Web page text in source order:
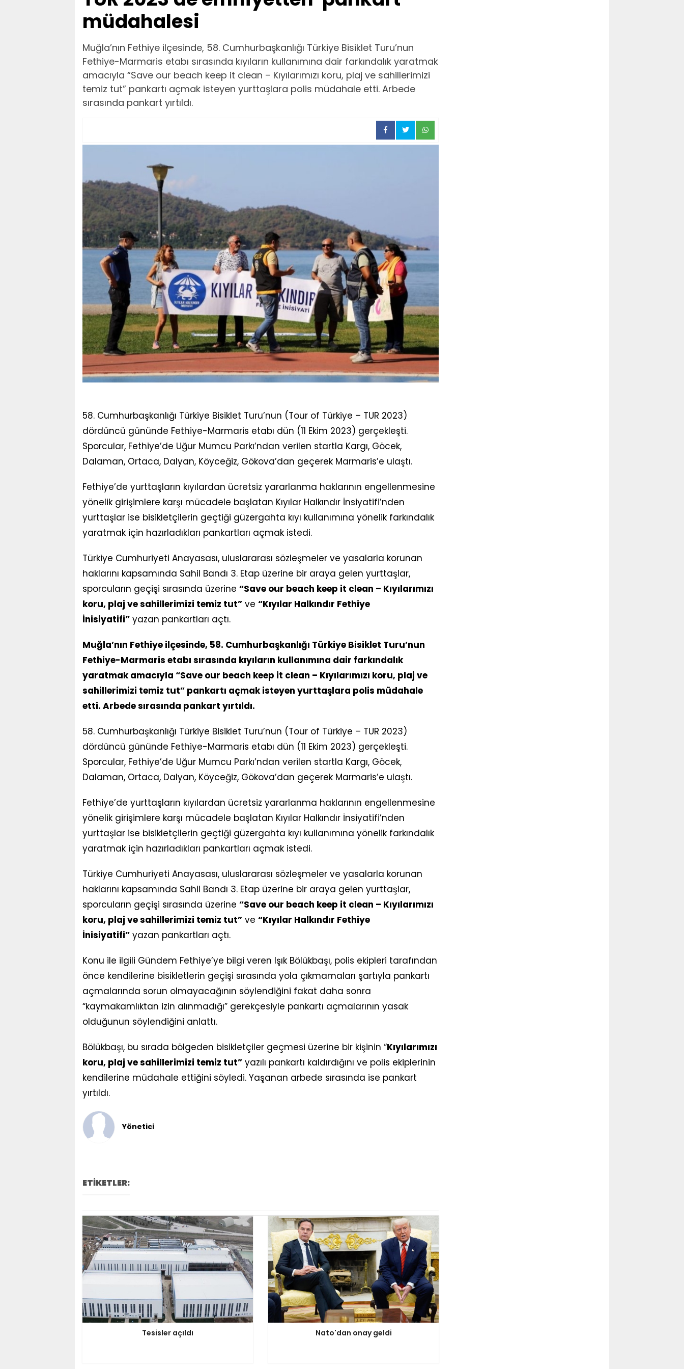
müdahalesi
Muğla’nın Fethiye ilçesinde, 58. Cumhurbaşkanlığı Türkiye Bisiklet Turu’nun
Fethiye-Marmaris etabı sırasında kıyıların kullanımına dair farkındalık yaratmak
amacıyla “Save our beach keep it clean – Kıyılarımızı koru, plaj ve sahillerimizi
temiz tut” pankartı açmak isteyen yurttaşlara polis müdahale etti. Arbede
sırasında pankart yırtıldı.
58. Cumhurbaşkanlığı Türkiye Bisiklet Turu’nun (Tour of Türkiye – TUR 2023)
dördüncü gününde Fethiye-Marmaris etabı dün (11 Ekim 2023) gerçekleşti.
Sporcular, Fethiye’de Uğur Mumcu Parkı’ndan verilen startla Kargı, Göcek,
Dalaman, Ortaca, Dalyan, Köyceğiz, Gökova’dan geçerek Marmaris’e ulaştı.
Fethiye’de yurttaşların kıyılardan ücretsiz yararlanma haklarının engellenmesine
yönelik girişimlere karşı mücadele başlatan Kıyılar Halkındır İnsiyatifi’nden
yurttaşlar ise bisikletçilerin geçtiği güzergahta kıyı kullanımına yönelik farkındalık
yaratmak için hazırladıkları pankartları açmak istedi.
Türkiye Cumhuriyeti Anayasası, uluslararası sözleşmeler ve yasalarla korunan
haklarını kapsamında Sahil Bandı 3. Etap üzerine bir araya gelen yurttaşlar,
sporcuların geçişi sırasında üzerine “Save our beach keep it clean – Kıyılarımızı
koru, plaj ve sahillerimizi temiz tut” ve “Kıyılar Halkındır Fethiye
İnisiyatifi” yazan pankartları açtı.
Muğla’nın Fethiye ilçesinde, 58. Cumhurbaşkanlığı Türkiye Bisiklet Turu’nun
Fethiye-Marmaris etabı sırasında kıyıların kullanımına dair farkındalık
yaratmak amacıyla “Save our beach keep it clean – Kıyılarımızı koru, plaj ve
sahillerimizi temiz tut” pankartı açmak isteyen yurttaşlara polis müdahale
etti. Arbede sırasında pankart yırtıldı.
58. Cumhurbaşkanlığı Türkiye Bisiklet Turu’nun (Tour of Türkiye – TUR 2023)
dördüncü gününde Fethiye-Marmaris etabı dün (11 Ekim 2023) gerçekleşti.
Sporcular, Fethiye’de Uğur Mumcu Parkı’ndan verilen startla Kargı, Göcek,
Dalaman, Ortaca, Dalyan, Köyceğiz, Gökova’dan geçerek Marmaris’e ulaştı.
Fethiye’de yurttaşların kıyılardan ücretsiz yararlanma haklarının engellenmesine
yönelik girişimlere karşı mücadele başlatan Kıyılar Halkındır İnsiyatifi’nden
yurttaşlar ise bisikletçilerin geçtiği güzergahta kıyı kullanımına yönelik farkındalık
yaratmak için hazırladıkları pankartları açmak istedi.
Türkiye Cumhuriyeti Anayasası, uluslararası sözleşmeler ve yasalarla korunan
haklarını kapsamında Sahil Bandı 3. Etap üzerine bir araya gelen yurttaşlar,
sporcuların geçişi sırasında üzerine “Save our beach keep it clean – Kıyılarımızı
koru, plaj ve sahillerimizi temiz tut” ve “Kıyılar Halkındır Fethiye
İnisiyatifi” yazan pankartları açtı.
Konu ile ilgili Gündem Fethiye’ye bilgi veren Işık Bölükbaşı, polis ekipleri tarafından
önce kendilerine bisikletlerin geçişi sırasında yola çıkmamaları şartıyla pankartı
açmalarında sorun olmayacağının söylendiğini fakat daha sonra
“kaymakamlıktan izin alınmadığı” gerekçesiyle pankartı açmalarının yasak
olduğunun söylendiğini anlattı.
Bölükbaşı, bu sırada bölgeden bisikletçiler geçmesi üzerine bir kişinin “Kıyılarımızı
koru, plaj ve sahillerimizi temiz tut” yazılı pankartı kaldırdığını ve polis ekiplerinin
kendilerine müdahale ettiğini söyledi. Yaşanan arbede sırasında ise pankart
yırtıldı.
Yönetici
ETİKETLER:
Tesisler açıldı Nato'dan onay geldi